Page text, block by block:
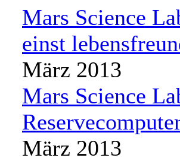
Mars Science
einst
März 2013
Mars Science
März 2013